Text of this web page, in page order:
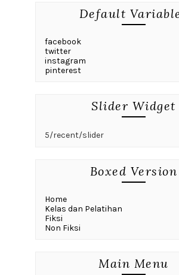
Default
facebook
twitter
instagram
pinterest
Slider Widget
5/recent/slider
Boxed Version
Home
Kelas dan Pelatihan
Fiksi
Non Fiksi
Main Menu